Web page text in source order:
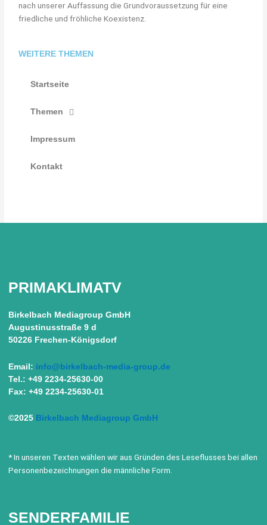
nach unserer Auffassung die Grundvoraussetzung für eine
friedliche und fröhliche Koexistenz.
WEITERE THEMEN
Startseite
Themen
Impressum
Kontakt
PRIMAKLIMATV
Birkelbach Mediagroup GmbH
Augustinusstraße 9 d
50226 Frechen-Königsdorf
Email: info@birkelbach-media-group.de
Tel.: +49 2234-25630-00
Fax: +49 2234-25630-01
©2025 Birkelbach Mediagroup GmbH
* In unseren Texten wählen wir aus Gründen des Leseflusses bei allen
Personenbezeichnungen die männliche Form.
SENDERFAMILIE